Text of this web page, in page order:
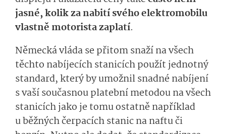
jasné, kolik za nabití svého elektromobilu
vlastně motorista zaplatí.
Německá vláda se přitom snaží na všech
těchto nabíjecích stanicích použít jednotný
standard, který by umožnil snadné nabíjení
s vaší současnou platební metodou na všech
stanicích jako je tomu ostatně například
u běžných čerpacích stanic na naftu či